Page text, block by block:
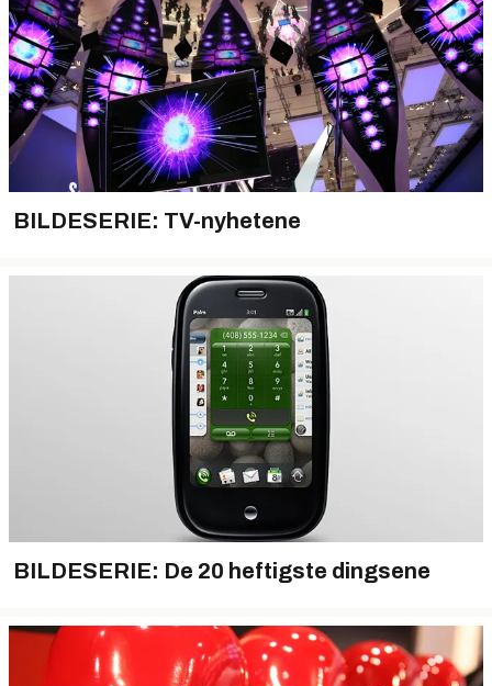
BILDESERIE: TV-nyhetene
BILDESERIE: De 20 heftigste dingsene